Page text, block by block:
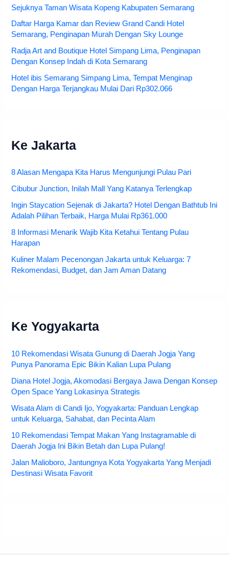
Sejuknya Taman Wisata Kopeng Kabupaten Semarang
Daftar Harga Kamar dan Review Grand Candi Hotel
Semarang, Penginapan Murah Dengan Sky Lounge
Radja Art and Boutique Hotel Simpang Lima, Penginapan
Dengan Konsep Indah di Kota Semarang
Hotel ibis Semarang Simpang Lima, Tempat Menginap
Dengan Harga Terjangkau Mulai Dari Rp302.066
Ke Jakarta
8 Alasan Mengapa Kita Harus Mengunjungi Pulau Pari
Cibubur Junction, Inilah Mall Yang Katanya Terlengkap
Ingin Staycation Sejenak di Jakarta? Hotel Dengan Bathtub Ini
Adalah Pilihan Terbaik, Harga Mulai Rp361.000
8 Informasi Menarik Wajib Kita Ketahui Tentang Pulau
Harapan
Kuliner Malam Pecenongan Jakarta untuk Keluarga: 7
Rekomendasi, Budget, dan Jam Aman Datang
Ke Yogyakarta
10 Rekomendasi Wisata Gunung di Daerah Jogja Yang
Punya Panorama Epic Bikin Kalian Lupa Pulang
Diana Hotel Jogja, Akomodasi Bergaya Jawa Dengan Konsep
Open Space Yang Lokasinya Strategis
Wisata Alam di Candi Ijo, Yogyakarta: Panduan Lengkap
untuk Keluarga, Sahabat, dan Pecinta Alam
10 Rekomendasi Tempat Makan Yang Instagramable di
Daerah Jogja Ini Bikin Betah dan Lupa Pulang!
Jalan Malioboro, Jantungnya Kota Yogyakarta Yang Menjadi
Destinasi Wisata Favorit